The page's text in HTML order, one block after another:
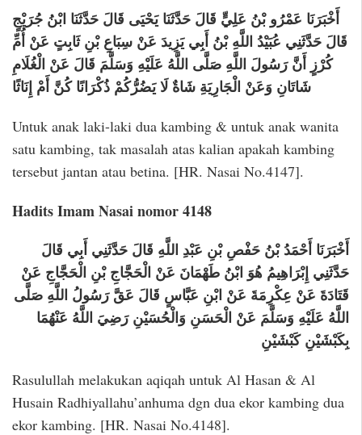
أَخْبَرَنَا عَمْرُو بْنُ عَلِيٍّ قَالَ حَدَّثَنَا يَحْيَى قَالَ حَدَّثَنَا ابْنُ جُرَيْجٍ
قَالَ حَدَّثَنِي عُبَيْدُ اللَّهِ بْنُ أَبِي يَزِيدَ عَنْ سِبَاعِ بْنِ ثَابِتٍ عَنْ أُمِّ
كُرْزٍ أَنَّ رَسُولَ اللَّهِ صَلَّى اللَّهُ عَلَيْهِ وَسَلَّمَ قَالَ عَنْ الْغُلَامِ
شَاتَانِ وَعَنْ الْجَارِيَةِ شَاةٌ لَا يَضُرُّكُمْ ذُكْرَانًا كُنَّ أَمْ إِنَاثًا
Untuk anak laki-laki dua kambing & untuk anak wanita
satu kambing, tak masalah atas kalian apakah kambing
tersebut jantan atau betina. [HR. Nasai No.4147].
Hadits Imam Nasai nomor 4148
أَخْبَرَنَا أَحْمَدُ بْنُ حَفْصِ بْنِ عَبْدِ اللَّهِ قَالَ حَدَّثَنِي أَبِي قَالَ
حَدَّثَنِي إِبْرَاهِيمُ هُوَ ابْنُ طَهْمَانَ عَنْ الْحَجَّاجِ بْنِ الْحَجَّاجِ عَنْ
قَتَادَةَ عَنْ عِكْرِمَةَ عَنْ ابْنِ عَبَّاسٍ قَالَ عَقَّ رَسُولُ اللَّهِ صَلَّى
اللَّهُ عَلَيْهِ وَسَلَّمَ عَنْ الْحَسَنِ وَالْحُسَيْنِ رَضِيَ اللَّهُ عَنْهُمَا
بِكَبْشَيْنِ كَبْشَيْنِ
Rasulullah melakukan aqiqah untuk Al Hasan & Al
Husain Radhiyallahu’anhuma dgn dua ekor kambing dua
ekor kambing. [HR. Nasai No.4148].